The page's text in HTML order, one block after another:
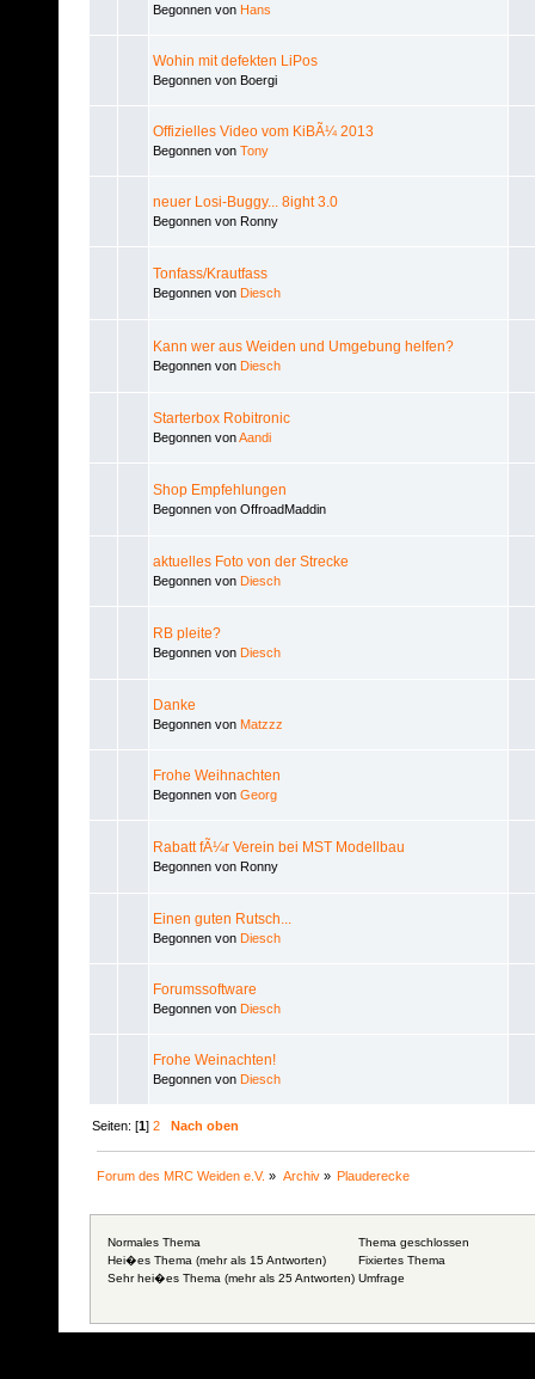
Begonnen von Hans
Wohin mit defekten LiPos
Begonnen von Boergi
Offizielles Video vom KiBÃ¼ 2013
Begonnen von Tony
neuer Losi-Buggy... 8ight 3.0
Begonnen von Ronny
Tonfass/Krautfass
Begonnen von Diesch
Kann wer aus Weiden und Umgebung helfen?
Begonnen von Diesch
Starterbox Robitronic
Begonnen vonAandi
Shop Empfehlungen
Begonnen von OffroadMaddin
aktuelles Foto von der Strecke
Begonnen von Diesch
RB pleite?
Begonnen von Diesch
Danke
Begonnen von Matzzz
Frohe Weihnachten
Begonnen von Georg
Rabatt fÃ¼r Verein bei MST Modellbau
Begonnen von Ronny
Einen guten Rutsch...
Begonnen von Diesch
Forumssoftware
Begonnen von Diesch
Frohe Weinachten!
Begonnen von Diesch
Seiten: [1]2 Nach oben
Forum des MRC Weiden e.V. » Archiv» Plauderecke
Normales Thema
Hei�es Thema (mehr als 15 Antworten)
Sehr hei�es Thema (mehr als 25 Antworten)
Thema geschlossen
Fixiertes Thema
Umfrage